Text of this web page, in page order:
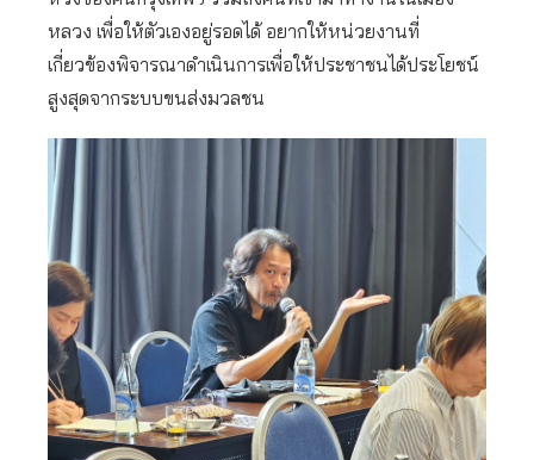
หลวง เพื่อให้ตัวเองอยู่รอดได้ อยากให้หน่วยงานที่
เกี่ยวข้องพิจารณาดำเนินการเพื่อให้ประชาชนได้ประโยชน์
สูงสุดจากระบบขนส่งมวลชน